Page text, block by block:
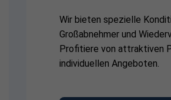
Wir bieten spezielle
Großabnehmer und
Profitiere von attraktiven
individuellen Angeboten.